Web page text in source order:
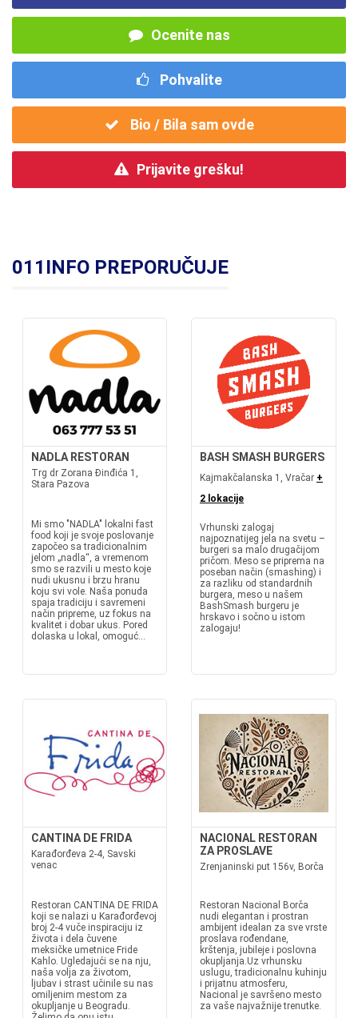
Ocenite nas
Pohvalite
Bio / Bila sam ovde
Prijavite grešku!
011INFO PREPORUČUJE
NADLA RESTORAN
Trg dr Zorana Đinđića 1,
Stara Pazova
Mi smo "NADLA" lokalni fast
food koji je svoje poslovanje
započeo sa tradicionalnim
jelom „nadla“, a vremenom
smo se razvili u mesto koje
nudi ukusnu i brzu hranu
koju svi vole. Naša ponuda
spaja tradiciju i savremeni
način pripreme, uz fokus na
kvalitet i dobar ukus. Pored
dolaska u lokal, omoguć...
BASH SMASH BURGERS
Kajmakčalanska 1, Vračar +
2 lokacije
Vrhunski zalogaj
najpoznatijeg jela na svetu –
burgeri sa malo drugačijom
pričom. Meso se priprema na
poseban način (smashing) i
za razliku od standardnih
burgera, meso u našem
BashSmash burgeru je
hrskavo i sočno u istom
zalogaju!
CANTINA DE FRIDA
Karađorđeva 2-4, Savski
venac
Restoran CANTINA DE FRIDA
koji se nalazi u Karađorđevoj
broj 2-4 vuče inspiraciju iz
života i dela čuvene
meksičke umetnice Fride
Kahlo. Ugledajući se na nju,
naša volja za životom,
ljubav i strast učinile su nas
omiljenim mestom za
okupljanje u Beogradu.
NACIONAL RESTORAN
ZA PROSLAVE
Zrenjaninski put 156v, Borča
Restoran Nacional Borča
nudi elegantan i prostran
ambijent idealan za sve vrste
proslava rođendane,
krštenja, jubileje i poslovna
okupljanja.Uz vrhunsku
uslugu, tradicionalnu kuhinju
i prijatnu atmosferu,
Nacional je savršeno mesto
za vaše najvažnije trenutke.